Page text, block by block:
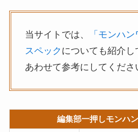
当サイトでは、
「モンハ
スペック についても紹介し
あわせて参考にしてくださ
編集部一押しモンハ